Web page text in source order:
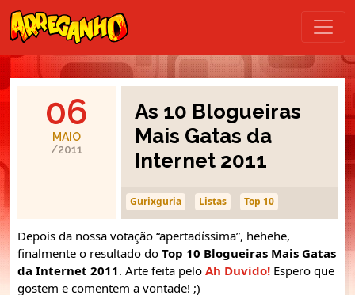
06
MAIO
/2011
As 10 Blogueiras
Mais Gatas da
Internet 2011
Gurixguria Listas Top 10
Depois da nossa votação “apertadíssima”, hehehe,
finalmente o resultado do Top 10 Blogueiras Mais Gatas
da Internet 2011. Arte feita pelo Ah Duvido! Espero que
gostem e comentem a vontade! ;)